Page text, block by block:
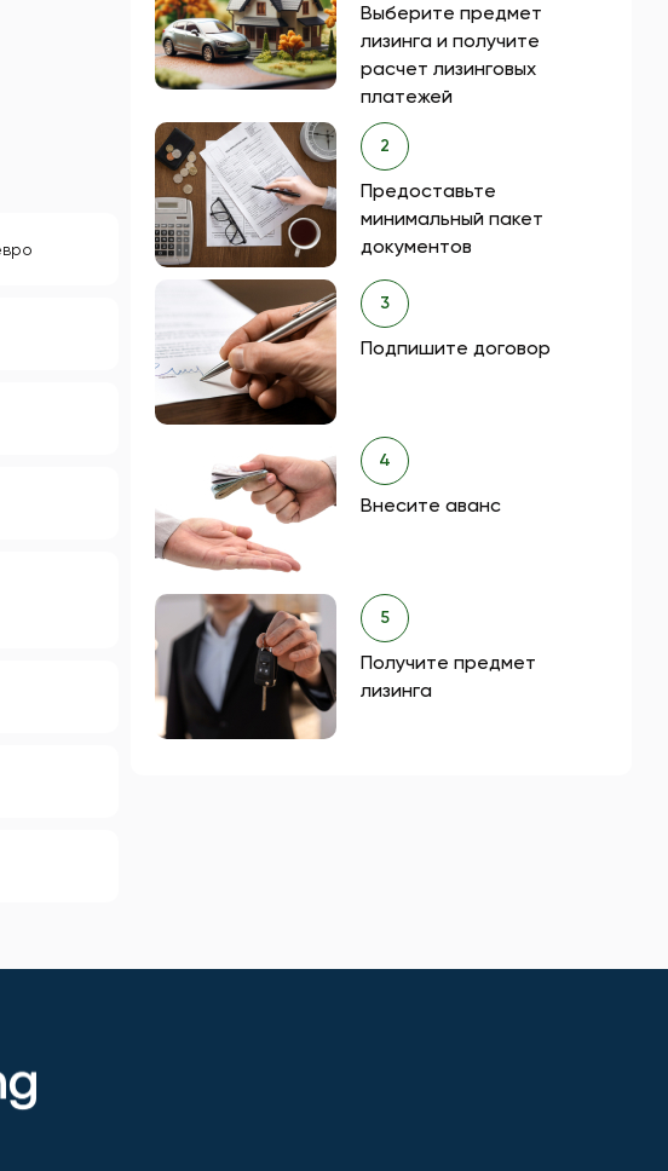
Выберите предмет
лизинга и получите
расчет лизинговых
платежей
2
Предоставьте
минимальный пакет
документов
3
Подпишите договор
4
Внесите аванс
5
Получите предмет
лизинга